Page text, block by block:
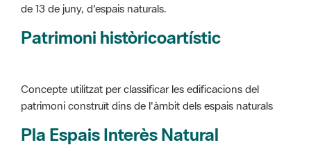
Concepte utilitzat per classificar les edificacions del
Pla Espais Interès Natural
És un pla territorial sectorial que delimita un conjunt